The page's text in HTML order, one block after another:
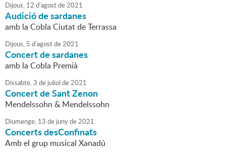
Dijous, 12 d'agostde2021
Audició de sardanes
amb la Cobla Ciutat de Terrassa
Dijous, 5 d'agostde2021
Concert de sardanes
amb la Cobla Premià
Dissabte,3 de juliol de2021
Concert de Sant Zenon
Mendelssohn & Mendelssohn
Diumenge, 13 de junyde2021
Concerts desConfinats
Amb el grup musical Xanadú